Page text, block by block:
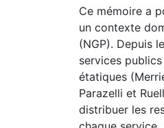
Ce mémoire a
un contexte
(NGP). Depuis
services
étatiques
Parazelli et
distribuer les